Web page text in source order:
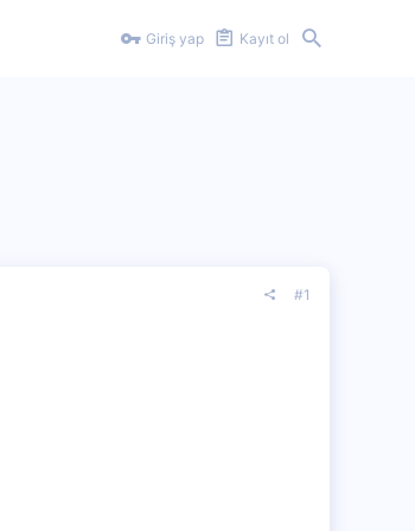
Giriş yap Kayıt ol
#1